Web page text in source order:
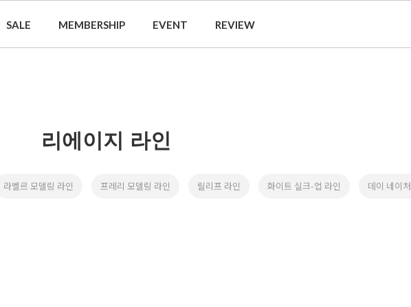
SALE MEMBERSHIP EVENT REVIEW
리에이지 라인
라벨르 모델링 라인 프레리 모델링 라인 릴리프 라인 화이트 실크-업 라인 데이 네이